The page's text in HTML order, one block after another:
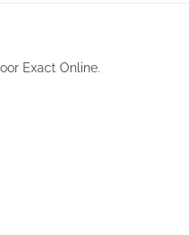
Exact Online.